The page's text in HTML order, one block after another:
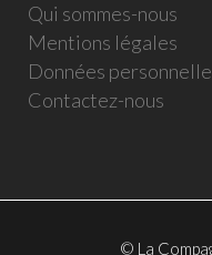
Qui sommes-nous
Mentions légales
Données
Contactez-nous
© La